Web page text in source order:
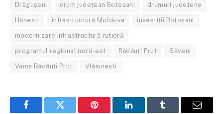
Drăgușeni drum județean Botoșani drumuri județene
Hănești infrastructură Moldova investiții Botoșani
modernizare infrastructură rutieră
programul regional nord-est Rădăuți Prut Săveni
Vama Rădăuți Prut Vlăsinești
FacebookTwitter Pinterest LinkedInTumblr Email